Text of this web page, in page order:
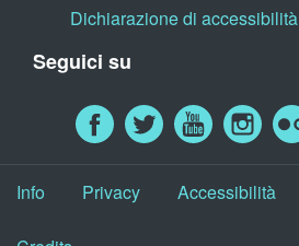
Dichiarazione di accessibilità
Seguici su
Info Privacy Accessibilità